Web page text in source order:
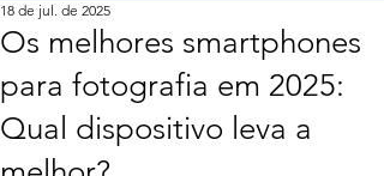
Os melhores smartphones
para fotografia em 2025:
Qual dispositivo leva a
18 de jul. de 2025